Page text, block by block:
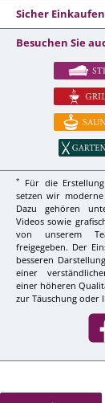
Sicher Einkaufen
Besuchen Sie
*
Für die
setzen wir
Dazu gehören
Videos sowie
von unserem
freigegeben. Der
besseren
einer
einer höheren
zur Täuschung